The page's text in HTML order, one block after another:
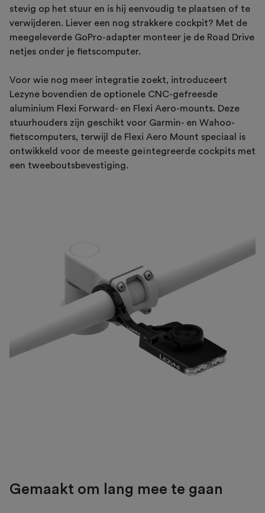
stevig op het stuur en is hij eenvoudig te plaatsen of te
verwijderen. Liever een nog strakkere cockpit? Met de
meegeleverde GoPro-adapter monteer je de Road Drive
netjes onder je fietscomputer.
Voor wie nog meer integratie zoekt, introduceert
Lezyne bovendien de optionele CNC-gefreesde
aluminium Flexi Forward- en Flexi Aero-mounts. Deze
stuurhouders zijn geschikt voor Garmin- en Wahoo-
fietscomputers, terwijl de Flexi Aero Mount speciaal is
ontwikkeld voor de meeste geïntegreerde cockpits met
een tweeboutsbevestiging.
Gemaakt om lang mee te gaan